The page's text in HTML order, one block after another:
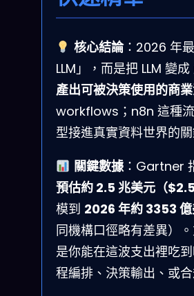
核心結論：2026 年
LLM」，而是把 LLM 變成
產出可被決策使用的商
workflows；n8n 這種
型接進真實資料世界的關
關鍵數據：Gartner
預估約 2.5 兆美元（
模到 2026 年約 3353
同機構口徑略有差異）
是你能在這波支出裡吃
程編排、決策輸出、或合